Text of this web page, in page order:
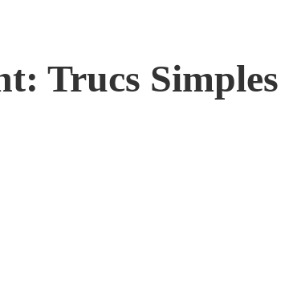
Trucs Simples